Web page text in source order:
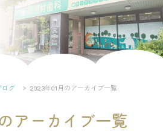
ログ 2023年01月のアーカイブ一覧
アーカイブ一覧